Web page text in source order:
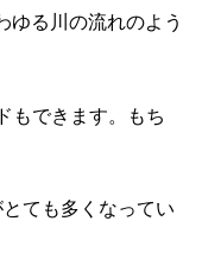
ゆる川の流れのよう
もできます。もち
ても多くなってい